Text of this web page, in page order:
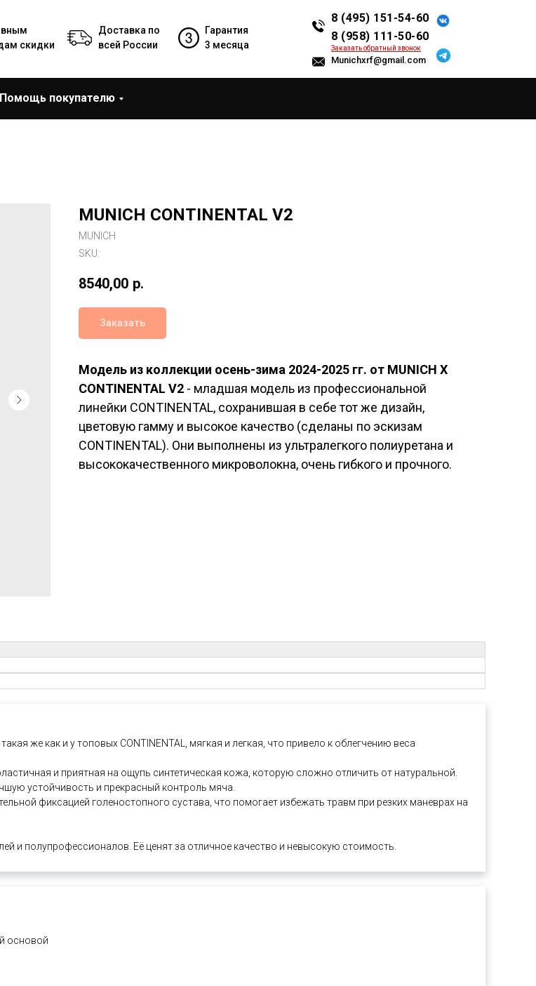
скидки
Доставка по
всей России
Гарантия
3 месяца
Помощь покупателю
Заказать обратный звонок
8 (958) 111-50-60
8 (495) 151-54-60
Munichxrf@gmail.com
MUNICH CONTINENTAL V2
MUNICH
SKU:
8540,00 р.
Заказать
Модель из коллекции осень-зима 2024-2025 гг. от MUNICH X
CONTINENTAL V2 - младшая модель из профессиональной
линейки CONTINENTAL, сохранившая в себе тот же дизайн,
цветовую гамму и высокое качество (сделаны по эскизам
CONTINENTAL). Они выполнены из ультралегкого полиуретана и
высококачественного микроволокна, очень гибкого и прочного.
же как и у топовых CONTINENTAL,
мягкая и легкая, что привело к облегчению веса
и приятная на ощупь синтетическая кожа, которую сложно отличить от натуральной.
устойчивость и прекрасный контроль мяча.
фиксацией голеностопного сустава, что помогает избежать травм при резких маневрах на
и полупрофессионалов. Её ценят за отличное качество и невысокую стоимость.
основой